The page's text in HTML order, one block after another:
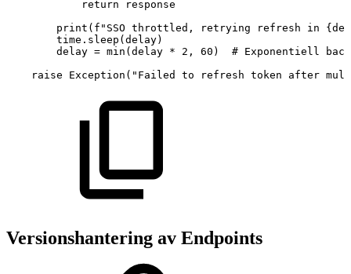
return
response
print ( f"SSO throttled, retrying refresh in {
time . sleep ( delay)
delay = min ( delay * 2 , 60 ) # Exponentiell
raise
Exception ( "Failed to refresh token after
Versionshantering av Endpoints